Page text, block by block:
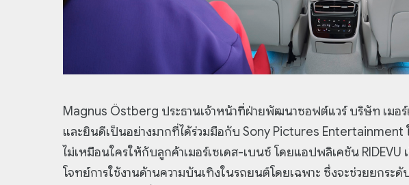
Magnus Östberg ประธานเจ้าหน้าที่ฝ่ายพัฒนาซอฟต์แวร์ บริษัท เมอร์เ
และยินดีเป็นอย่างมากที่ได้ร่วมมือกับ Sony Pictures
ไม่เหมือนใครให้กับลูกค้าเมอร์เซเดส-เบนซ์ โดยแอปพลิเคชัน
โจทย์การใช้งานด้านความบันเทิงในรถยนต์โดยเฉพาะ ซึ่งจะช่วยยกระ